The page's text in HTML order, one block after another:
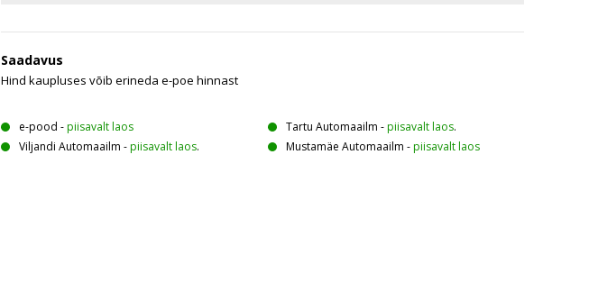
Saadavus
Hind kaupluses võib erineda e-poe hinnast
e-pood -piisavalt laos
Viljandi Automaailm -piisavalt laos.
Tartu Automaailm -piisavalt laos.
Mustamäe Automaailm -piisavalt laos